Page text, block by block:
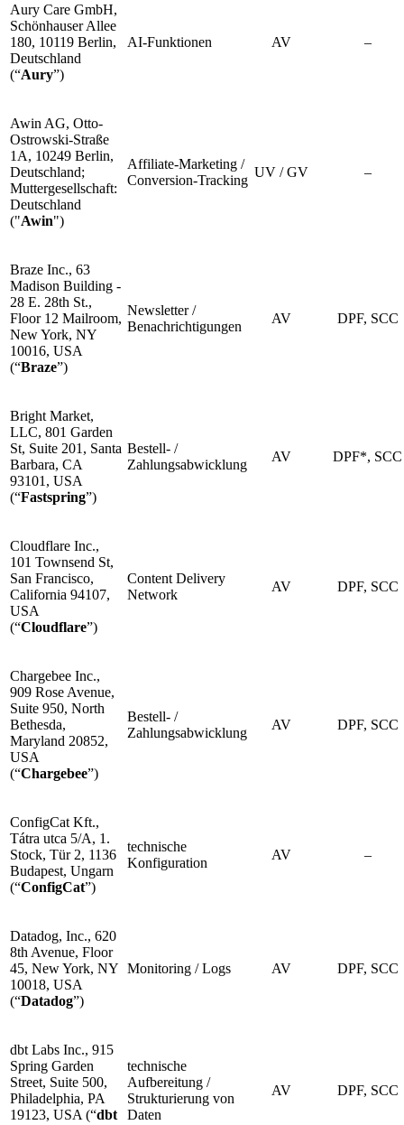
Aury Care GmbH,
Schönhauser Allee
180, 10119 Berlin,
Deutschland
(“Aury”)
AI-Funktionen AV –
Awin AG, Otto-
Ostrowski-Straße
1A, 10249 Berlin,
Deutschland;
Muttergesellschaft:
Deutschland
("Awin")
Affiliate-Marketing /
Conversion-Tracking
UV / GV –
Braze Inc., 63
Madison Building -
28 E. 28th St.,
Floor 12 Mailroom,
New York, NY
10016, USA
(“Braze”)
Newsletter /
Benachrichtigungen
AV DPF, SCC
Bright Market,
LLC, 801 Garden
St, Suite 201, Santa
Barbara, CA
93101, USA
(“Fastspring”)
Bestell- /
Zahlungsabwicklung
AV DPF*, SCC
Cloudflare Inc.,
101 Townsend St,
San Francisco,
California 94107,
USA
(“Cloudflare”)
Content Delivery
Network
AV DPF, SCC
Chargebee Inc.,
909 Rose Avenue,
Suite 950, North
Bethesda,
Maryland 20852,
USA
(“Chargebee”)
Bestell- /
Zahlungsabwicklung
AV DPF, SCC
ConfigCat Kft.,
Tátra utca 5/A, 1.
Stock, Tür 2, 1136
Budapest, Ungarn
(“ConfigCat”)
technische
Konfiguration
AV –
Datadog, Inc., 620
8th Avenue, Floor
45, New York, NY
10018, USA
(“Datadog”)
Monitoring / Logs AV DPF, SCC
dbt Labs Inc., 915
Spring Garden
Street, Suite 500,
Philadelphia, PA
19123, USA (“dbt
technische
Aufbereitung /
Strukturierung von
Daten
AV DPF, SCC